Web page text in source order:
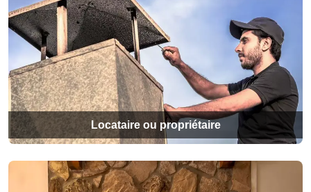
Locataire ou propriétaire